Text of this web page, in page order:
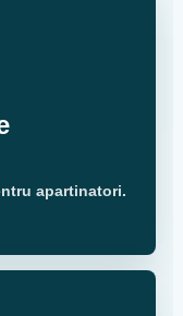
apartinatori.